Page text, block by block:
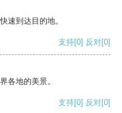
速到达目的地。
支持[0] 反对[0]
各地的美景。
支持[0] 反对[0]